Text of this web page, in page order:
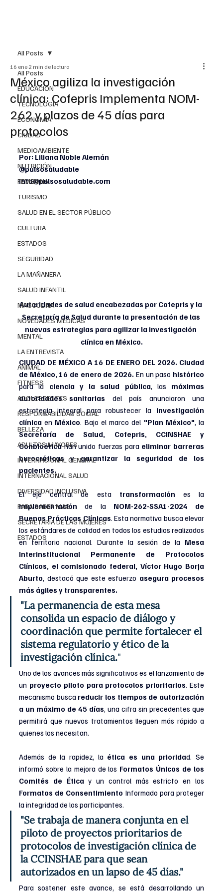
All Posts
EDUCACIÓN
TECNOLOGÍA
ECONOMÍA
CIUDAD
MEDIOAMBIENTE
NUTRICIÓN
FEMENINA
TURISMO
SALUD EN EL SECTOR PÚBLICO
CULTURA
ESTADOS
SEGURIDAD
LA MAÑANERA
SALUD INFANTIL
MASCULINA
NOVEDADES MEDICAS
MENTAL
LA ENTREVISTA
ANIMAL
FITNESS
ADOLESCENTES
RESPONSABILIDAD SOCIAL
BELLEZA
ADULTOS MAYORES
INTERNACIONAL GENERAL
INTERNACIONAL SALUD
DIVERSIDAD INCLUSIVA
PARA SABER MAS
SECRETARIA DE LAS MUJERES
ESTADOS
All Posts
México agiliza la investigación
clínica: Cofepris Implementa NOM-
262 y plazos de 45 días para
protocolos
16 ene 2 min de lectura
Por: Liliana Noble Alemán
@pulsosaludable
info@pulsosaludable.com
Autoridades de salud encabezadas por Cofepris y la
Secretaría de Salud durante la presentación de las
nuevas estrategias para agilizar la investigación
clínica en México.
CIUDAD DE MÉXICO A 16 DE ENERO DEL 2026. Ciudad
de México, 16 de enero de 2026. En un paso histórico
para la ciencia y la salud pública, las máximas
autoridades sanitarias del país anunciaron una
estrategia integral para robustecer la investigación
clínica en México. Bajo el marco del "Plan México"
Secretaría de Salud, Cofepris, CCINSHAE y
Conbioética han unido fuerzas para eliminar barreras
burocráticas y garantizar la seguridad de los
pacientes.
El eje central de esta transformación
implementación de la NOM-262-SSA1-2024 de
Buenas Prácticas Clínicas. Esta normativa busca elevar
los estándares de calidad en todos los estudios realizados
en territorio nacional. Durante la sesión de la Mesa
Interinstitucional Permanente de Protocolos
Clínicos, el comisionado federal, Víctor Hugo Borja
Aburto, destacó que este esfuerzo asegura procesos
más ágiles y transparentes.
"La permanencia de esta mesa
consolida un espacio de diálogo y
coordinación que permite fortalecer el
sistema regulatorio y ético de la
investigación clínica."
Uno de los avances más significativos es el lanzamiento de
un proyecto piloto para protocolos prioritarios. Este
mecanismo busca reducir los tiempos de autorización
a un máximo de 45 días, una cifra sin precedentes que
permitirá que nuevos tratamientos lleguen más rápido a
quienes los necesitan.
Además de la rapidez, la ética es una prioridad. Se
informó sobre la mejora de los Formatos Únicos de los
Comités de Ética y un control más estricto en los
Formatos de Consentimiento Informado para proteger
la integridad de los participantes.
"Se trabaja de manera conjunta en el
piloto de proyectos prioritarios de
protocolos de investigación clínica de
la CCINSHAE para que sean
autorizados en un lapso de 45 días."